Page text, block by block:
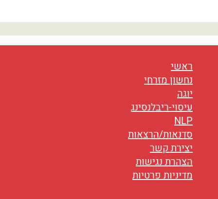
אורח חיים
בריאות
תזונה
עיסוי
ראשי
נחשון מזרחי
יוגה
עיסוי-ריבלנסינג
NLP
סדנאות/הרצאות
יצירת קשר
הצהרת נגישות
מדיניות פרטיות